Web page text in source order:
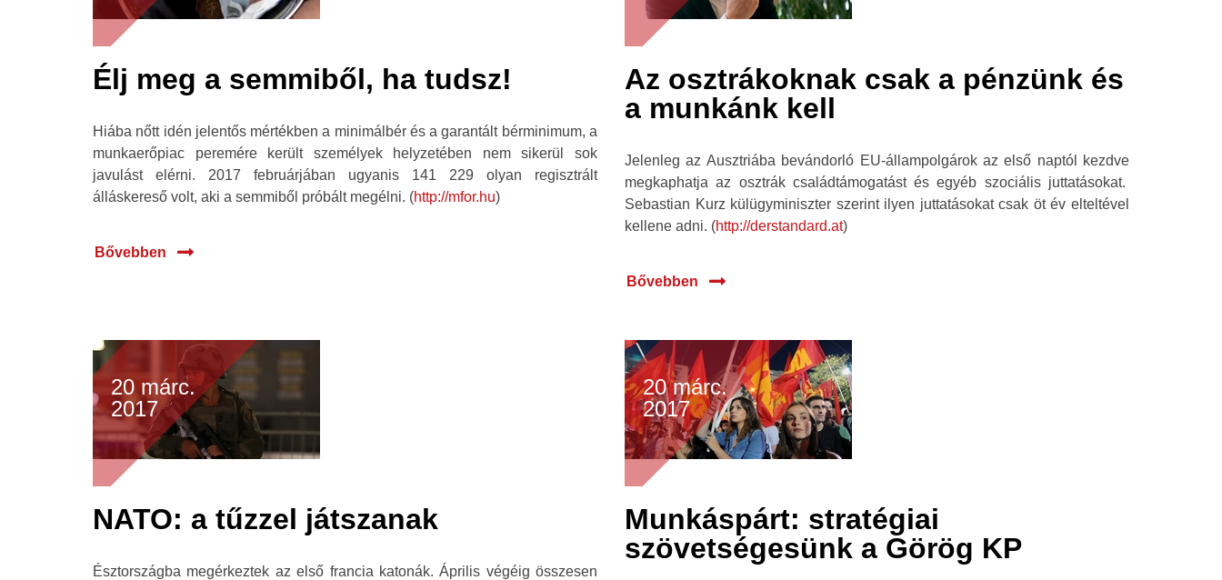
Élj meg a semmiből, ha tudsz!
Hiába nőtt idén jelentős mértékben a minimálbér és a garantált bérminimum, a
munkaerőpiac peremére került személyek helyzetében nem sikerül sok
javulást elérni. 2017 februárjában ugyanis 141 229 olyan regisztrált
álláskereső volt, aki a semmiből próbált megélni. (http://mfor.hu)
Bővebben
Az osztrákoknak csak a pénzünk és
a munkánk kell
Jelenleg az Ausztriába bevándorló EU-állampolgárok az első naptól kezdve
megkaphatja az osztrák családtámogatást és egyéb szociális juttatásokat.
Sebastian Kurz külügyminiszter szerint ilyen juttatásokat csak öt év elteltével
kellene adni. (http://derstandard.at)
Bővebben
20 márc.
2017
NATO: a tűzzel játszanak
Észtországba megérkeztek az első francia katonák. Április végéig összesen
20 márc.
2017
Munkáspárt: stratégiai
szövetségesünk a Görög KP